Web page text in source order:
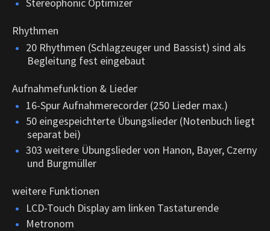
Rhythmen
20 Rhythmen (Schlagzeuger und Bassist) sind als
Begleitung fest eingebaut
Aufnahmefunktion & Lieder
16-Spur Aufnahmerecorder (250 Lieder max.)
50 eingespeichterte Übungslieder (Notenbuch liegt
separat bei)
303 weitere Übungslieder von Hanon, Bayer, Czerny
und Burgmüller
weitere Funktionen
LCD-Touch Display am linken Tastaturende
Metronom